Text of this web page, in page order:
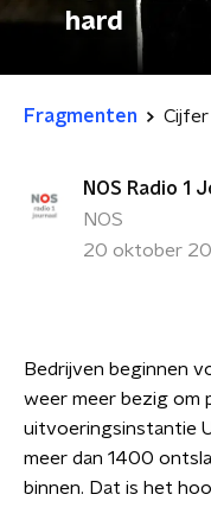
hard
Fragmenten
NOS Radio 1
NOS
20 oktober
Bedrijven beginnen
weer meer bezig om
uitvoeringsinstantie
meer dan 1400
binnen. Dat is het